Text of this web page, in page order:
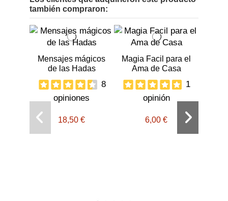
también compraron:
Mensajes mágicos
de las Hadas
8
opiniones
18,50 €
Magia Facil para el
Ama de Casa
1
opinión
6,00 €